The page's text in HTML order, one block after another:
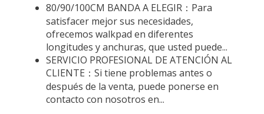
80/90/100CM BANDA A ELEGIR：Para
satisfacer mejor sus necesidades,
ofrecemos walkpad en diferentes
longitudes y anchuras, que usted puede...
SERVICIO PROFESIONAL DE ATENCIÓN AL
CLIENTE：Si tiene problemas antes o
después de la venta, puede ponerse en
contacto con nosotros en...